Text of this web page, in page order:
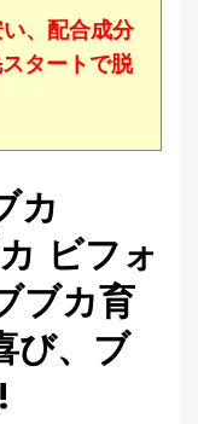
、配合成分
タートで脱
カ
ビフォ
ブカ育
び、ブ